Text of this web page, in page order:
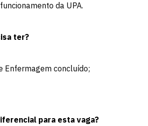
da UPA.
ter?
Enfermagem concluído;
para esta vaga?